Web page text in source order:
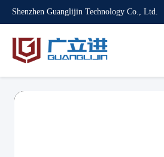
Shenzhen Guanglijin Technology Co., Ltd.